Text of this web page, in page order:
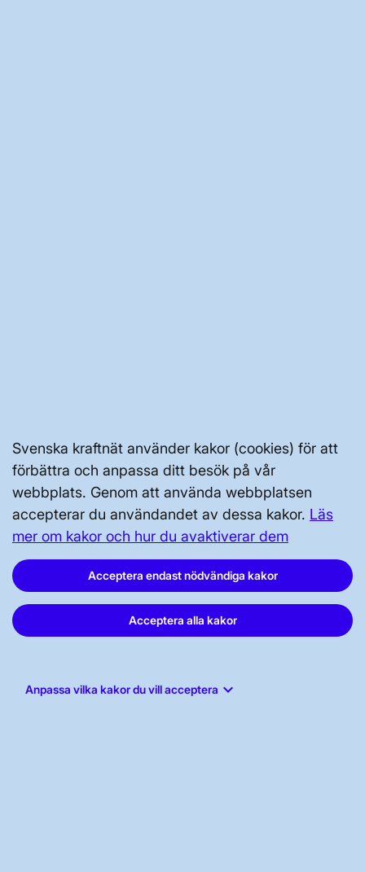
Svenska kraftnät använder kakor (cookies) för att
förbättra och anpassa ditt besök på vår
webbplats. Genom att använda webbplatsen
accepterar du användandet av dessa kakor. Läs
mer om kakor och hur du avaktiverar dem
Acceptera endast nödvändiga kakor
Acceptera alla kakor
Anpassa vilka kakor du vill acceptera keyboard_arrow_down
GENVÄGAR
Kontakta oss
Press och nyheter
Prenumerera